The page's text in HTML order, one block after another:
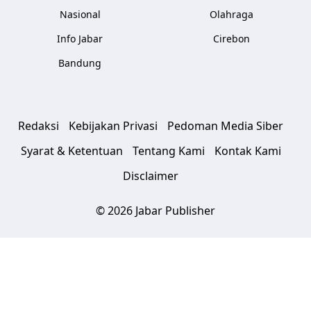
Nasional
Info Jabar
Bandung
Olahraga
Cirebon
Redaksi Kebijakan Privasi
Pedoman Media Siber
Syarat & Ketentuan
Tentang Kami
Kontak Kami
Disclaimer
© 2026 Jabar Publisher